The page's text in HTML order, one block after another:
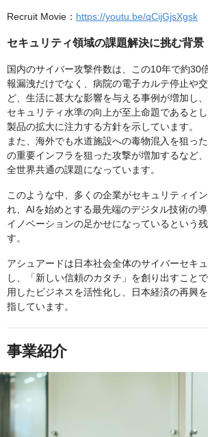
Recruit Movie： https://youtu.be/qCijGjsXgsk
セキュリティ領域の課題解決に挑む背景
国内のサイバー攻撃件数は、この10年で約30
報漏洩だけでなく、病院の電子カルテ停止や
ど、生活に甚大な影響を与える事例が増加し
セキュリティ水準の向上が至上命題であると
製品の拡大に注力する方針を示しています。
また、海外でも水道施設への毒物混入を狙っ
の重要インフラを狙った攻撃が増加するなど
全世界共通の課題になっています。
このような中、多くの企業がセキュリティイ
れ、AIを始めとする最先端のデジタル技術の導
イノベーションの足かせになっているという
す。
アシュアードは日本社会全体のサイバーセキ
し、「新しい信頼のカタチ」を創り出すこと
用したビジネスを活性化し、日本経済の再興
指しています。
事業紹介